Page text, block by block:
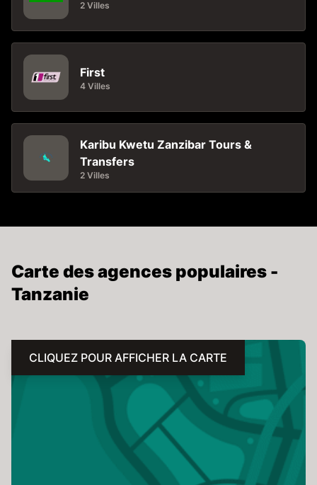
2 Villes
First
4 Villes
Karibu Kwetu Zanzibar Tours &
Transfers
2 Villes
Carte des agences populaires -
Tanzanie
CLIQUEZ POUR AFFICHER LA CARTE